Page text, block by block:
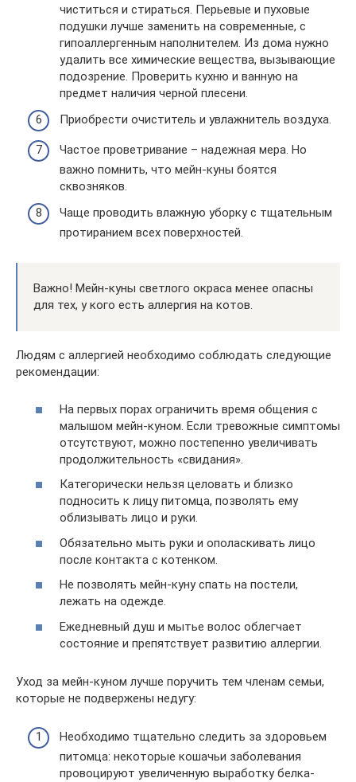
чиститься и стираться. Перьевые и пуховые
подушки лучше заменить на современные, с
гипоаллергенным наполнителем. Из дома нужно
удалить все химические вещества, вызывающие
подозрение. Проверить кухню и ванную на
предмет наличия черной плесени.
Приобрести очиститель и увлажнитель воздуха.
Частое проветривание – надежная мера. Но
важно помнить, что мейн-куны боятся
сквозняков.
Чаще проводить влажную уборку с тщательным
протиранием всех поверхностей.
Важно! Мейн-куны светлого окраса менее опасны
для тех, у кого есть аллергия на котов.
Людям с аллергией необходимо соблюдать следующие
рекомендации:
На первых порах ограничить время общения с
малышом мейн-куном. Если тревожные симптомы
отсутствуют, можно постепенно увеличивать
продолжительность «свидания».
Категорически нельзя целовать и близко
подносить к лицу питомца, позволять ему
облизывать лицо и руки.
Обязательно мыть руки и ополаскивать лицо
после контакта с котенком.
Не позволять мейн-куну спать на постели,
лежать на одежде.
Ежедневный душ и мытье волос облегчает
состояние и препятствует развитию аллергии.
Уход за мейн-куном лучше поручить тем членам семьи,
которые не подвержены недугу:
Необходимо тщательно следить за здоровьем
питомца: некоторые кошачьи заболевания
провоцируют увеличенную выработку белка-